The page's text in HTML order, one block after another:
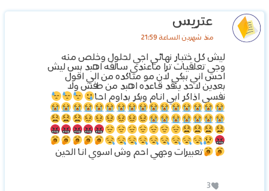
عتريس
منذ شهرين الساعة 21:59
ليش كل ختبار نهائي اجي لحلول وخلص منه
وجي تعلقيات ترا ماعندي سالفه اهبد بس ليش
احس اني ببكي لان مو متاكده من الي اقول
بعدين لاحد ينقد قاعده اهبد من طفش ولا
نفسي اذاكر ابي انام وبكر بداوم احا
تعبيرات وجهي احم وش اسوي انا الحين
3